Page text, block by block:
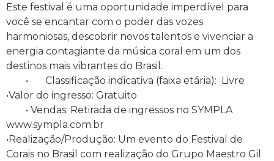
Este festival é uma oportunidade imperdível para
você se encantar com o poder das vozes
harmoniosas, descobrir novos talentos e vivenciar a
energia contagiante da música coral em um dos
destinos mais vibrantes do Brasil.
• Classificação indicativa (faixa etária): Livre
•Valor do ingresso: Gratuito
• Vendas: Retirada de ingressos no SYMPLA
www.sympla.com.br
•Realização/Produção: Um evento do Festival de
Corais no Brasil com realização do Grupo Maestro Gil